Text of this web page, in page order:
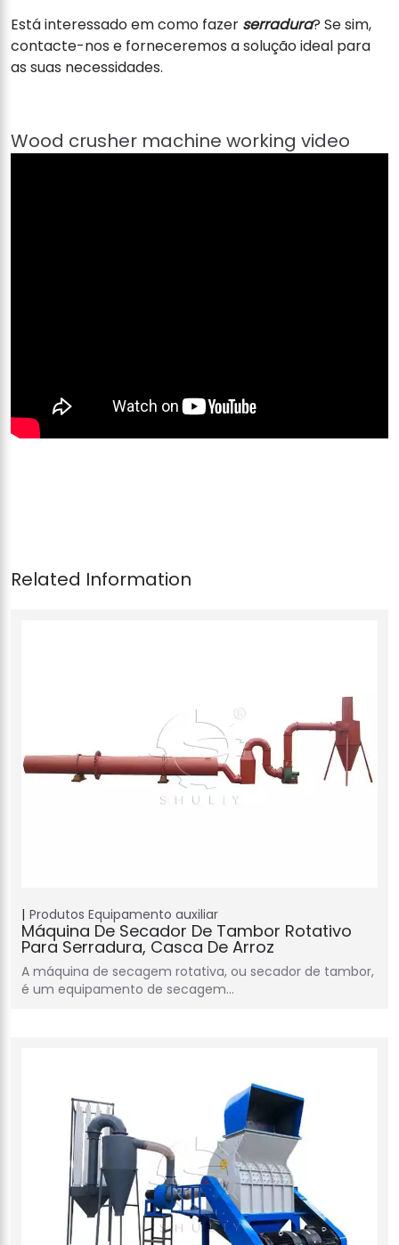
Está interessado em como fazer serradura? Se sim,
contacte-nos e forneceremos a solução ideal para
as suas necessidades.
Produtos Equipamento auxiliar
Máquina De Secador De Tambor Rotativo
Para Serradura, Casca De Arroz
A máquina de secagem rotativa, ou secador de tambor,
é um equipamento de secagem…